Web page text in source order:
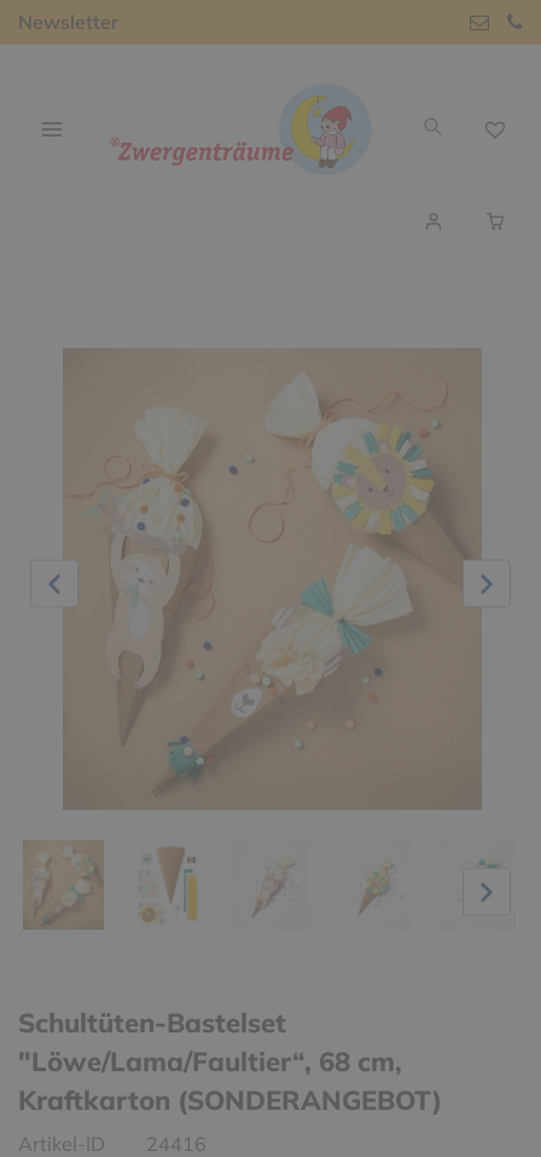
Newsletter
Schultüten-Bastelset
"Löwe/Lama/Faultier“, 68 cm,
Kraftkarton (SONDERANGEBOT)
Artikel-ID 24416